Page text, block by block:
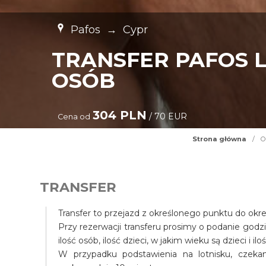
Pafos → Cypr
TRANSFER PAFOS
OSÓB
Cena od 304 PLN / 70 EUR
Strona główna /
TRANSFER
Transfer to przejazd z określonego punktu do
Przy rezerwacji transferu prosimy o podanie
ilość osób, ilość dzieci, w jakim wieku są dzieci i
W przypadku podstawienia na lotnisku,